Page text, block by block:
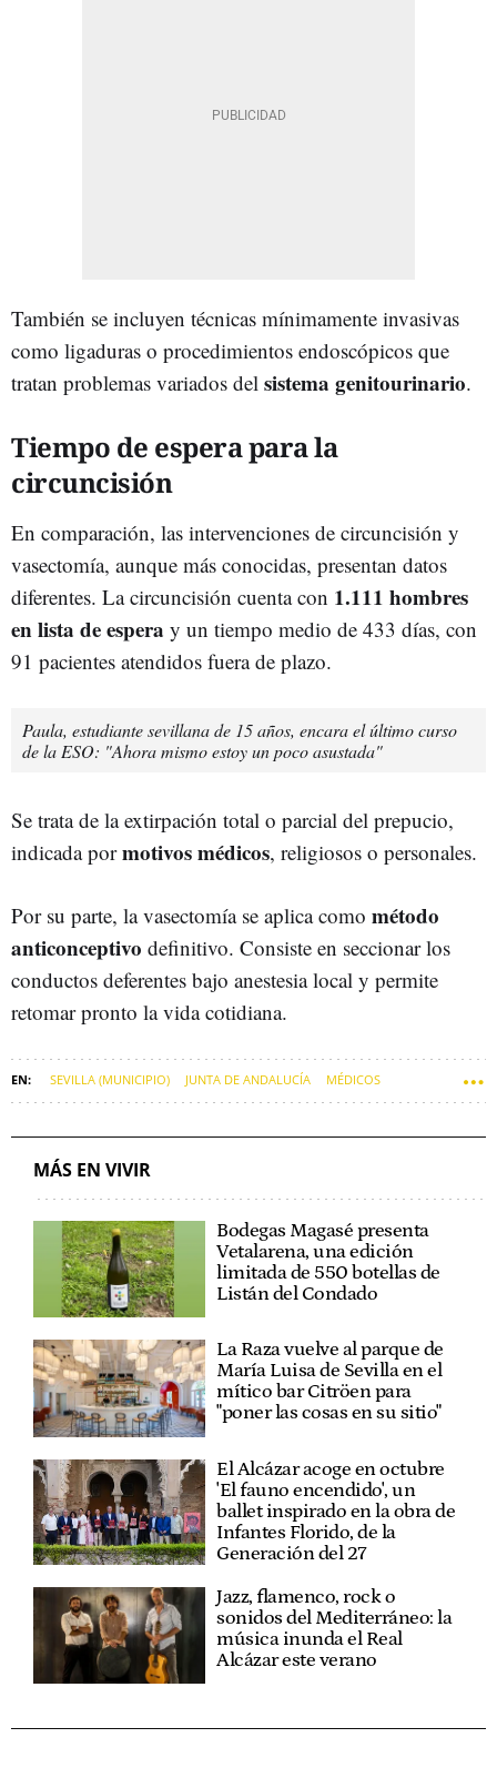
También se incluyen técnicas mínimamente invasivas
como ligaduras o procedimientos endoscópicos que
tratan problemas variados del sistema genitourinario.
Tiempo de espera para la
circuncisión
En comparación, las intervenciones de circuncisión y
vasectomía, aunque más conocidas, presentan datos
diferentes. La circuncisión cuenta con 1.111 hombres
en lista de espera y un tiempo medio de 433 días, con
91 pacientes atendidos fuera de plazo.
Paula, estudiante sevillana de 15 años, encara el último curso
de la ESO: "Ahora mismo estoy un poco asustada"
Se trata de la extirpación total o parcial del prepucio,
indicada pormotivos médicos, religiosos o personales.
Por su parte, la vasectomía se aplica como método
anticonceptivo definitivo. Consiste en seccionar los
conductos deferentes bajo anestesia local y permite
retomar pronto la vida cotidiana.
SEVILLA (MUNICIPIO) JUNTA DE ANDALUCÍA MÉDICOS
MÁS EN VIVIR
Bodegas Magasé presenta
Vetalarena, una edición
limitada de 550 botellas de
Listán del Condado
La Raza vuelve al parque de
María Luisa de Sevilla en el
mítico bar Citröen para
"poner las cosas en su sitio"
El Alcázar acoge en octubre
'El fauno encendido', un
ballet inspirado en la obra de
Infantes Florido, de la
Generación del 27
Jazz, flamenco, rock o
sonidos del Mediterráneo: la
música inunda el Real
Alcázar este verano